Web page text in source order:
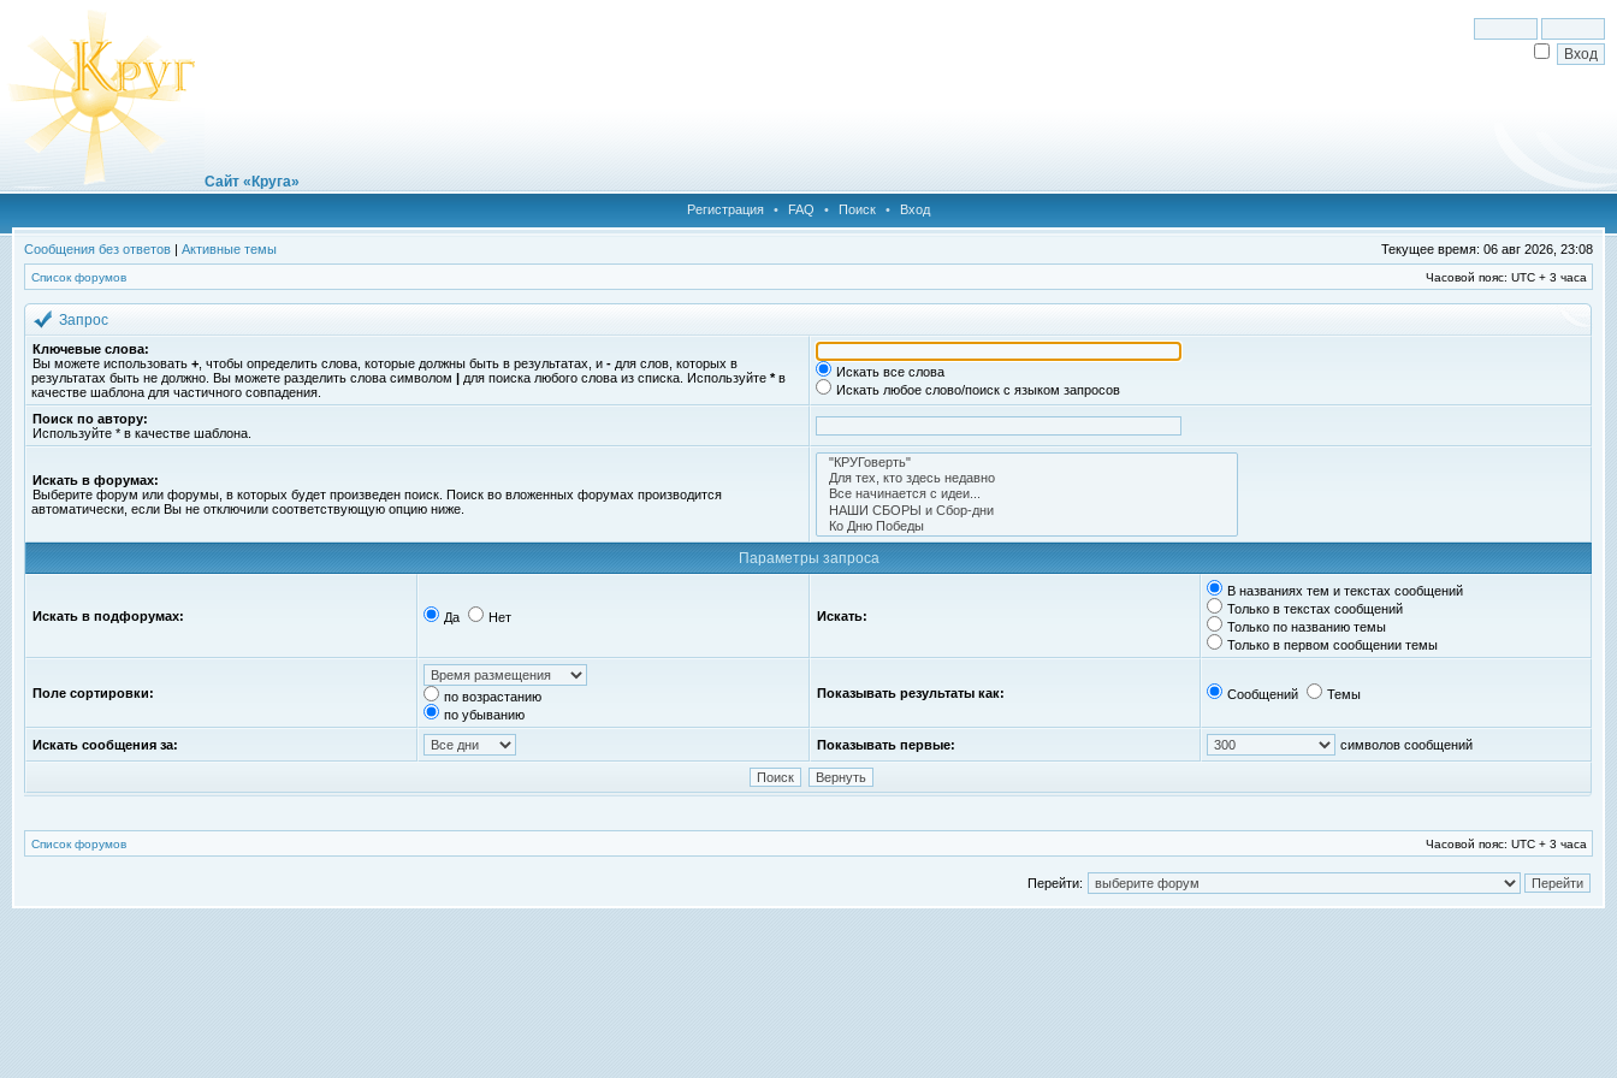
Сайт «Круга»
Регистрация • FAQ • Поиск • Вход
Сообщения без ответов | Активные темы Текущее время: 06 авг 2026, 23:08
Список форумов Часовой пояс: UTC + 3 часа
Запрос
Ключевые слова:
Вы можете использовать + , чтобы определить слова, которые должны быть в результатах, и - для слов, которых в
результатах быть не должно. Вы можете разделить слова символом | для поиска любого слова из списка. Используйте *в
качестве шаблона для частичного совпадения.
Искать все слова
Искать любое слово/поиск с языком запросов
Поиск по автору:
Используйте * в качестве шаблона.
Искать в форумах:
Выберите форум или форумы, в которых будет произведен поиск. Поиск во вложенных форумах производится
автоматически, если Вы не отключили соответствующую опцию ниже.
Параметры запроса
Искать в подфорумах: Да Нет Искать:
В названиях тем и текстах сообщений
Только в текстах сообщений
Только по названию темы
Только в первом сообщении темы
Поле сортировки:
по возрастанию
по убыванию
Показывать результаты как: Сообщений Темы
Искать сообщения за: Показывать первые: символов сообщений
Список форумов Часовой пояс: UTC + 3 часа
Перейти: